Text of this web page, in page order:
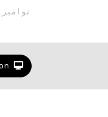
نوامبر 22, 2024